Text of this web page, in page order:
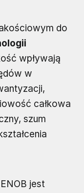
do
wpływają
w
całkowa
szum
jest